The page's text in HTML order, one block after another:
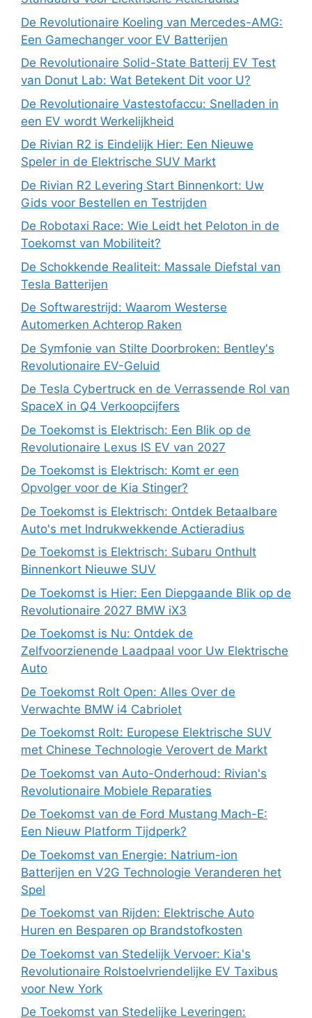
De Revolutionaire Koeling van Mercedes-AMG:
Een Gamechanger voor EV Batterijen
De Revolutionaire Solid-State Batterij EV Test
van Donut Lab: Wat Betekent Dit voor U?
De Revolutionaire Vastestofaccu: Snelladen in
een EV wordt Werkelijkheid
De Rivian R2 is Eindelijk Hier: Een Nieuwe
Speler in de Elektrische SUV Markt
De Rivian R2 Levering Start Binnenkort: Uw
Gids voor Bestellen en Testrijden
De Robotaxi Race: Wie Leidt het Peloton in de
Toekomst van Mobiliteit?
De Schokkende Realiteit: Massale Diefstal van
Tesla Batterijen
De Softwarestrijd: Waarom Westerse
Automerken Achterop Raken
De Symfonie van Stilte Doorbroken: Bentley's
Revolutionaire EV-Geluid
De Tesla Cybertruck en de Verrassende Rol van
SpaceX in Q4 Verkoopcijfers
De Toekomst is Elektrisch: Een Blik op de
Revolutionaire Lexus IS EV van 2027
De Toekomst is Elektrisch: Komt er een
Opvolger voor de Kia Stinger?
De Toekomst is Elektrisch: Ontdek Betaalbare
Auto's met Indrukwekkende Actieradius
De Toekomst is Elektrisch: Subaru Onthult
Binnenkort Nieuwe SUV
De Toekomst is Hier: Een Diepgaande Blik op de
Revolutionaire 2027 BMW iX3
De Toekomst is Nu: Ontdek de
Zelfvoorzienende Laadpaal voor Uw Elektrische
Auto
De Toekomst Rolt Open: Alles Over de
Verwachte BMW i4 Cabriolet
De Toekomst Rolt: Europese Elektrische SUV
met Chinese Technologie Verovert de Markt
De Toekomst van Auto-Onderhoud: Rivian's
Revolutionaire Mobiele Reparaties
De Toekomst van de Ford Mustang Mach-E:
Een Nieuw Platform Tijdperk?
De Toekomst van Energie: Natrium-ion
Batterijen en V2G Technologie Veranderen het
Spel
De Toekomst van Rijden: Elektrische Auto
Huren en Besparen op Brandstofkosten
De Toekomst van Stedelijk Vervoer: Kia's
Revolutionaire Rolstoelvriendelijke EV Taxibus
voor New York
De Toekomst van Stedelijke Leveringen: